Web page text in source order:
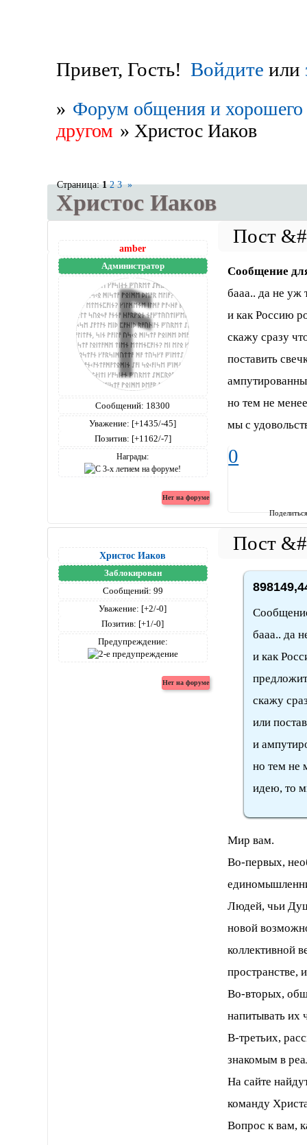
Привет, Гость! Войдите или
» Форум общения и хорошего
другом » Христос Иаков
Христос Иаков
Страница:1 2 3 »
amber
Администратор
Сообщений: 18300
Уважение: [+1435/-45]
Позитив: [+1162/-7]
Награды:
Сообщение
бааа.. да не уж
и как Россию
скажу сразу
поставить
но тем не
мы с
0
Христос Иаков
Заблокирован
Сообщений: 99
Уважение: [+2/-0]
Позитив: [+1/-0]
Предупреждение:
бааа.. да
и как
скажу
или
и
но тем не
идею, то
Мир вам.
Во-первых,
Людей, чьи
новой
коллективной
пространстве,
Во-вторых,
напитывать их
В-третьих,
знакомым в
На сайте
команду
Вопрос к вам,